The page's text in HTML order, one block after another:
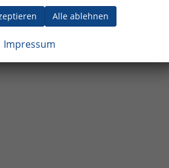
Alle ablehnen
Impressum